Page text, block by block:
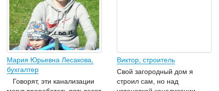
Мария Юрьевна Лесакова,
бухгалтер
Говорят, эти канализации
Виктор, строитель
Свой загородный дом я
строил сам, но над